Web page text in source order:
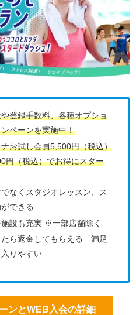
登録手数料、各種オプショ
ペーンを実施中！
お試し会員5,500円（税込）
円（税込）でお得にスター
なくスタジオレッスン、ス
できる
設も充実 ※一部店舗除く
ら返金してもらえる「満足
りやすい
ンとWEB入会の詳細